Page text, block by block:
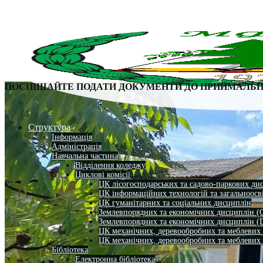
Структура
Інформація
Адміністрація
Навчальна частина
Відділення коледжу
Циклові комісії
ЦК лісогосподарських та садово-паркових
ЦК інформаційних технологій та
ЦК гуманітарних та соціальних дисциплін
Землевпорядних та економічних дисциплін
Землевпорядних та економічних дисциплін
ЦК механічних, деревообробних та
ЦК механічних, деревообробних та
Бібліотека
Електронна бібліотека
ПОСПІШАЙТЕ ПОДАТИ ДОКУМЕНТИ ДО